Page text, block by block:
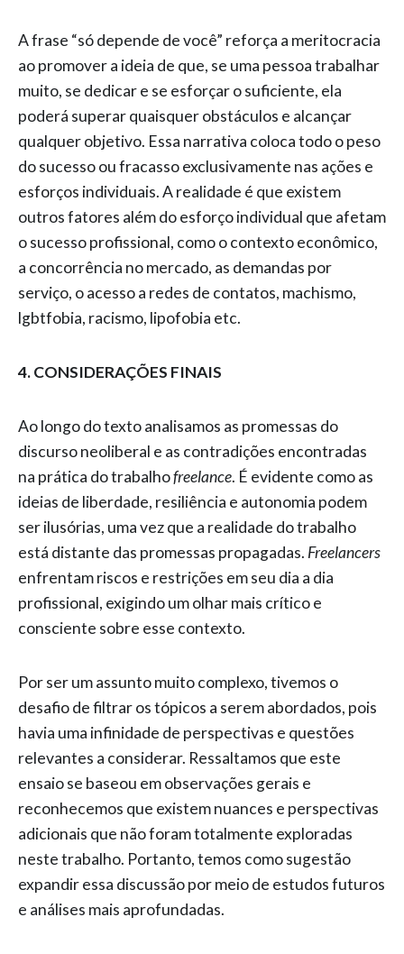
A frase “só depende de você” reforça a meritocracia
ao promover a ideia de que, se uma pessoa trabalhar
muito, se dedicar e se esforçar o suficiente, ela
poderá superar quaisquer obstáculos e alcançar
qualquer objetivo. Essa narrativa coloca todo o peso
do sucesso ou fracasso exclusivamente nas ações e
esforços individuais. A realidade é que existem
outros fatores além do esforço individual que afetam
o sucesso profissional, como o contexto econômico,
a concorrência no mercado, as demandas por
serviço, o acesso a redes de contatos, machismo,
lgbtfobia, racismo, lipofobia etc.
4. CONSIDERAÇÕES FINAIS
Ao longo do texto analisamos as promessas do
discurso neoliberal e as contradições encontradas
na prática do trabalhofreelance. É evidente como as
ideias de liberdade, resiliência e autonomia podem
ser ilusórias, uma vez que a realidade do trabalho
está distante das promessas propagadas. Freelancers
enfrentam riscos e restrições em seu dia a dia
profissional, exigindo um olhar mais crítico e
consciente sobre esse contexto.
Por ser um assunto muito complexo, tivemos o
desafio de filtrar os tópicos a serem abordados, pois
havia uma infinidade de perspectivas e questões
relevantes a considerar. Ressaltamos que este
ensaio se baseou em observações gerais e
reconhecemos que existem nuances e perspectivas
adicionais que não foram totalmente exploradas
neste trabalho. Portanto, temos como sugestão
expandir essa discussão por meio de estudos futuros
e análises mais aprofundadas.